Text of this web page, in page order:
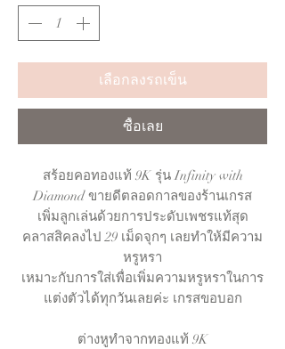
เลือกลงรถเข็น
ซื้อเลย
สร้อยคอทองแท้ 9K รุ่น Infinity with
Diamond ขายดีตลอดกาลของร้านเกรส
เพิ่มลูกเล่นด้วยการประดับเพชรแท้สุด
คลาสสิคลงไป 29 เม็ดจุกๆ เลยทำให้มีความ
หรูหรา
เหมาะกับการใส่เพื่อเพิ่มความหรูหราในการ
แต่งตัวได้ทุกวันเลยค่ะ เกรสขอบอก
ต่างหูทำจากทองแท้ 9K